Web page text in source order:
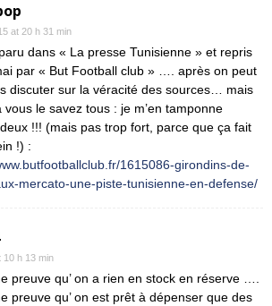
at 20 h 31 min
dans « La presse Tunisienne » et repris
par « But Football club » …. après on peut
discuter sur la véracité des sources… mais
vous le savez tous : je m’en tamponne
deux !!! (mais pas trop fort, parce que ça fait
!) :
1615086-girondins-de-
mercato-une-piste-tunisienne-en-defense/
10 h 13 min
preuve qu’ on a rien en stock en réserve ….
preuve qu’ on est prêt à dépenser que des